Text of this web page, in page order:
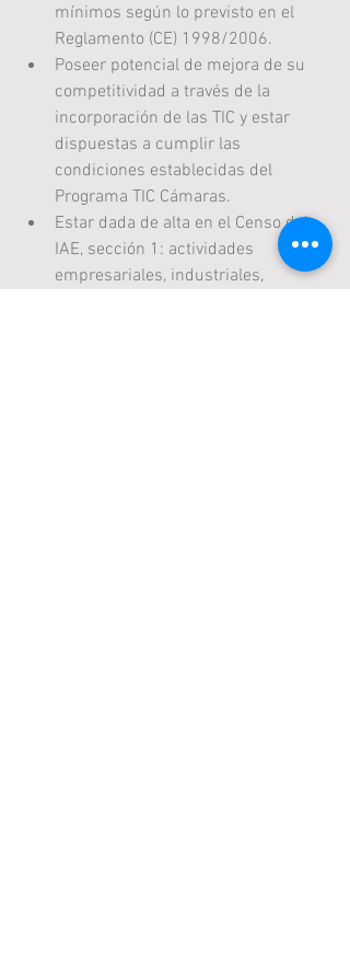
mínimos según lo previsto en el
Reglamento (CE) 1998/2006.
Poseer potencial de mejora de su
competitividad a través de la
incorporación de las TIC y estar
dispuestas a cumplir las
condiciones establecidas del
Programa TIC Cámaras.
Estar dada de alta en el Censo del
IAE, sección 1: actividades
empresariales, industriales,